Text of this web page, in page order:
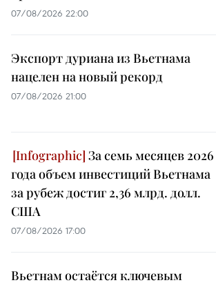
07/08/2026 22:00
Экспорт дуриана из Вьетнама
нацелен на новый рекорд
07/08/2026 21:00
За семь месяцев 2026
года объем инвестиций Вьетнама
за рубеж достиг 2,36 млрд. долл.
США
07/08/2026 17:00
Вьетнам остаётся ключевым